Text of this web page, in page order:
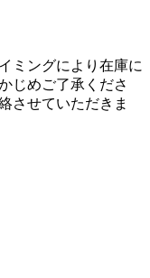
ミングにより在庫に
じめご了承くださ
させていただきま